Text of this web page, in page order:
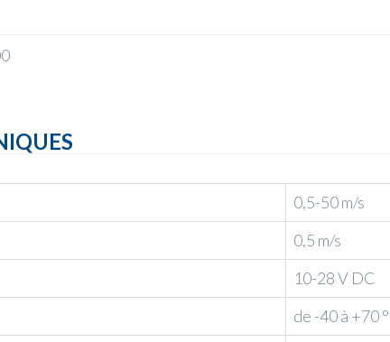
0,5-50 m/s
0,5 m/s
10-28 V DC
de -40 à +70